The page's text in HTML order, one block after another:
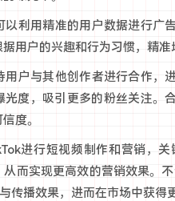
利用精准的用户数据进行广
用户的兴趣和行为习惯，精
用户与其他创作者进行合作，
光度，吸引更多的粉丝关注。
度。
进行短视频制作和营销，
而实现更高效的营销效果。
传播效果，进而在市场中获得